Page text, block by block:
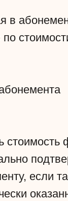
в
если